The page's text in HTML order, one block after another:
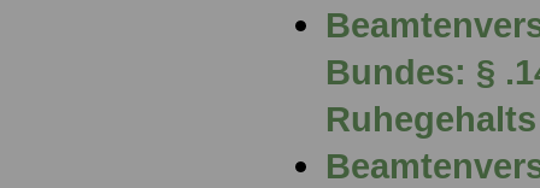
Bundes: §
Ruhegehalts